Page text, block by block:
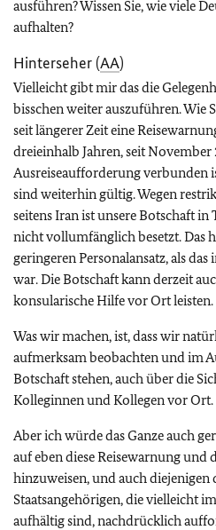
ausführen? Wissen Sie, wie viele
aufhalten?
Hinterseher (AA)
Vielleicht gibt mir das die
bisschen weiter auszuführen. Wie
seit längerer Zeit eine
dreieinhalb Jahren, seit November
Ausreiseaufforderung verbunden
sind weiterhin gültig. Wegen
seitens Iran ist unsere Botschaft
nicht vollumfänglich besetzt. Das
geringeren Personalansatz, als
war. Die Botschaft kann derzeit
konsularische Hilfe vor Ort leisten.
Was wir machen, ist, dass wir
aufmerksam beobachten und im
Botschaft stehen, auch über die
Kolleginnen und Kollegen vor Ort.
Aber ich würde das Ganze auch
auf eben diese Reisewarnung und
hinzuweisen, und auch diejenigen
Staatsangehörigen, die vielleicht
aufhältig sind, nachdrücklich